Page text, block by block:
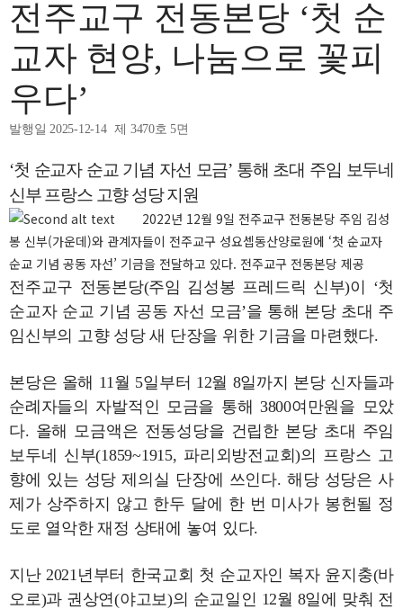
전주교구 전동본당 ‘첫 순
교자 현양, 나눔으로 꽃피
우다’
발행일 2025-12-14 제 3470호 5면
‘첫 순교자 순교 기념 자선 모금’ 통해 초대 주임 보두네
신부 프랑스 고향 성당 지원
2022년 12월 9일 전주교구 전동본당 주임 김성
봉 신부(가운데)와 관계자들이 전주교구 성요셉동산양로원에 ‘첫 순교자
순교 기념 공동 자선’ 기금을 전달하고 있다. 전주교구 전동본당 제공
전주교구 전동본당(주임 김성봉 프레드릭 신부)이 ‘첫
순교자 순교 기념 공동 자선 모금’을 통해 본당 초대 주
임신부의 고향 성당 새 단장을 위한 기금을 마련했다.
본당은 올해 11월 5일부터 12월 8일까지 본당 신자들과
순례자들의 자발적인 모금을 통해 3800여만원을 모았
다. 올해 모금액은 전동성당을 건립한 본당 초대 주임
보두네 신부(1859~1915, 파리외방전교회)의 프랑스 고
향에 있는 성당 제의실 단장에 쓰인다. 해당 성당은 사
제가 상주하지 않고 한두 달에 한 번 미사가 봉헌될 정
도로 열악한 재정 상태에 놓여 있다.
지난 2021년부터 한국교회 첫 순교자인 복자 윤지충(바
오로)과 권상연(야고보)의 순교일인 12월 8일에 맞춰 전